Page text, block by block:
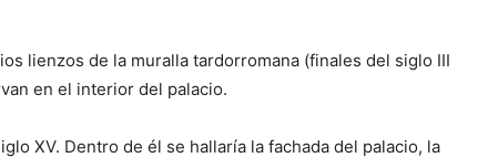
lienzos de la muralla tardorromana (finales del siglo III
en el interior del palacio.
XV. Dentro de él se hallaría la fachada del palacio, la